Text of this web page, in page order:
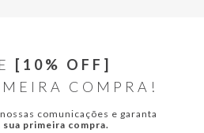
[10% OFF]
COMPRA!
comunicações e garanta
primeira compra.